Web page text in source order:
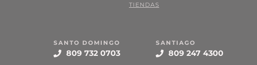
TIENDAS
SANTO DOMINGO
809 732 0703
SANTIAGO
809 247 4300